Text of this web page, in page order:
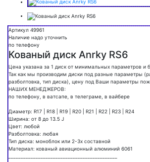
Артикул 49961
Наличие надо уточнить
по телефону
Кованый диск Anrky RS6
Цена указана за 1 диск от минимальных параметров и
Так как мы производим диски под разные параметры
разболтовка, тип диска), цену под Ваши параметры
НАШИХ МЕНЕДЖЕРОВ:
по телефону, в ватсапе, в телеграме, в вайбере
Диаметр: R17 | R18 | R19 | R20 | R21 | R22 | R23 | R24
Ширина: от 8 до 13.5 J
Цвет: любой
Разболтовка: любая
Тип диска: моноблок или 2-3х составной
Материал: кованый авиационный алюминий 6061